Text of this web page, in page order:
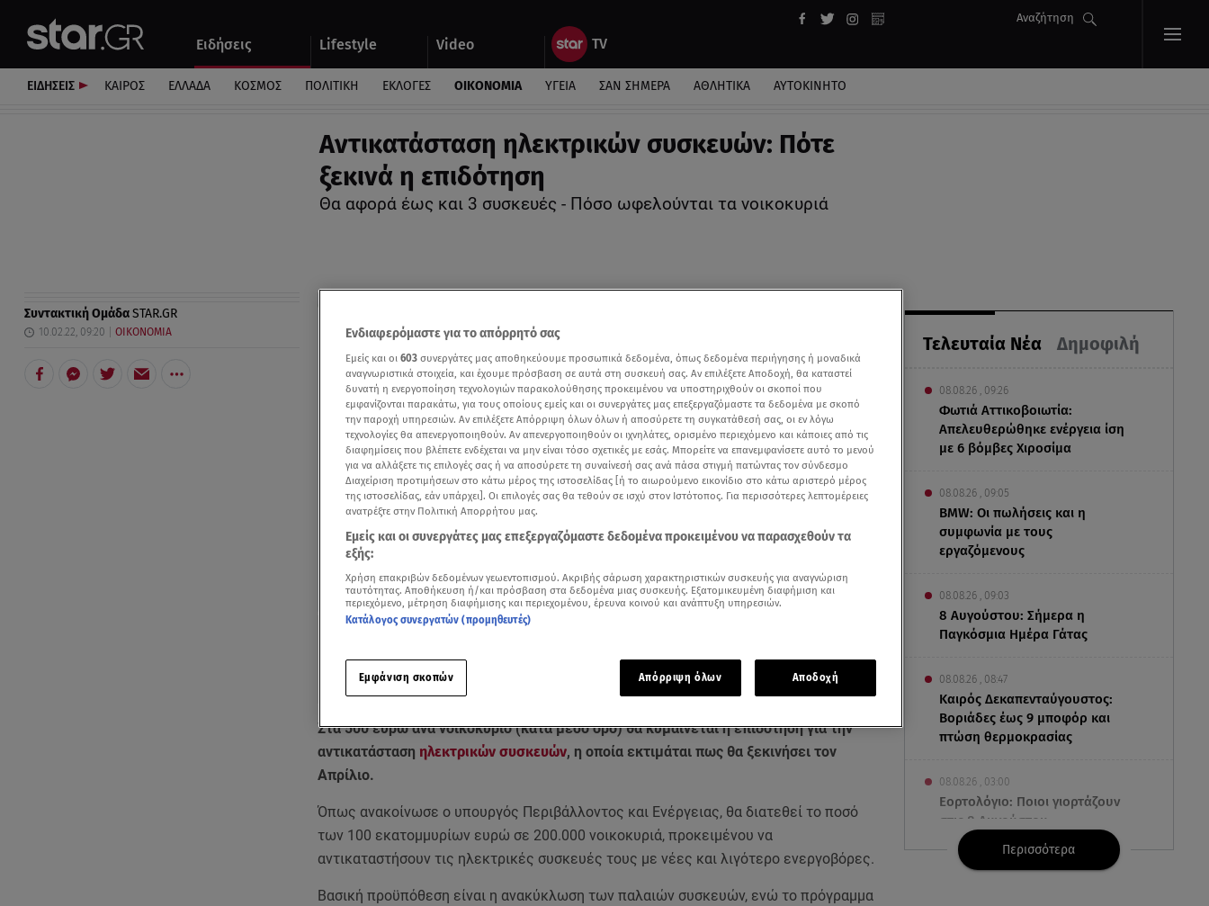
Ειδήσεις Lifestyle Video
Αναζήτηση
Αυτοκίνητο
ΕΙΔΗΣΕΙΣ ΚΑΙΡΟΣ ΕΛΛΑΔΑ ΚΟΣΜΟΣ ΠΟΛΙΤΙΚΗ ΕΚΛΟΓΕΣ ΟΙΚΟΝΟΜΙΑ ΥΓΕΙΑ ΣΑΝ ΣΗΜΕΡΑ ΑΘΛΗΤΙΚΑ ΑΥΤΟΚΙΝΗΤΟ
Αντικατάσταση ηλεκτρικών συσκευών: Πότε
ξεκινά η επιδότηση
Θα αφορά έως και 3 συσκευές - Πόσο ωφελούνται τα νοικοκυριά
Τελευταία Νέα Δημοφιλή
08.08.26 , 09:26
Φωτιά Αττικοβοιωτία:
Απελευθερώθηκε ενέργεια ίση
με 6 βόμβες Χιροσίμα
08.08.26 , 09:05
BMW: Οι πωλήσεις και η
συμφωνία με τους
εργαζόμενους
08.08.26 , 09:03
8 Αυγούστου: Σήμερα η
Παγκόσμια Ημέρα Γάτας
08.08.26 , 08:47
Καιρός Δεκαπενταύγουστος:
Βοριάδες έως 9 μποφόρ και
πτώση θερμοκρασίας
08.08.26 , 03:00
Εορτολόγιο: Ποιοι γιορτάζουν
στις 8 Αυγούστου
07.08.26 , 22:40
Περισσότερα
Συντακτική ΟμάδαSTAR.GR
10.02.22, 09:20 ΟΙΚΟΝΟΜΙΑ
Add star.gr on Google
Στα 500 ευρώ ανά νοικοκυριό (κατά μέσο όρο) θα κυμαίνεται η επιδότηση για την
αντικατάσταση ηλεκτρικών συσκευών, η οποία εκτιμάται πως θα ξεκινήσει τον
Απρίλιο.
Όπως ανακοίνωσε ο υπουργός Περιβάλλοντος και Ενέργειας, θα διατεθεί το ποσό
των 100 εκατομμυρίων ευρώ σε 200.000 νοικοκυριά, προκειμένου να
αντικαταστήσουν τις ηλεκτρικές συσκευές τους με νέες και λιγότερο ενεργοβόρες.
Βασική προϋπόθεση είναι η ανακύκλωση των παλαιών συσκευών, ενώ το πρόγραμμα
Ενδιαφερόμαστε για το απόρρητό σας
Εμείς και οι 603 συνεργάτες μας αποθηκεύουμε προσωπικά δεδομένα, όπως δεδομένα περιήγησης ή μοναδικά
αναγνωριστικά στοιχεία, και έχουμε πρόσβαση σε αυτά στη συσκευή σας. Αν επιλέξετε Αποδοχή, θα καταστεί
δυνατή η ενεργοποίηση τεχνολογιών παρακολούθησης προκειμένου να υποστηριχθούν οι σκοποί που
εμφανίζονται παρακάτω, για τους οποίους εμείς και οι συνεργάτες μας επεξεργαζόμαστε τα δεδομένα με σκοπό
την παροχή υπηρεσιών. Αν επιλέξετε Απόρριψη όλων όλων ή αποσύρετε τη συγκατάθεσή σας, οι εν λόγω
τεχνολογίες θα απενεργοποιηθούν. Αν απενεργοποιηθούν οι ιχνηλάτες, ορισμένο περιεχόμενο και κάποιες από τις
διαφημίσεις που βλέπετε ενδέχεται να μην είναι τόσο σχετικές με εσάς. Μπορείτε να επανεμφανίσετε αυτό το μενού
για να αλλάξετε τις επιλογές σας ή να αποσύρετε τη συναίνεσή σας ανά πάσα στιγμή πατώντας τον σύνδεσμο
Διαχείριση προτιμήσεων στο κάτω μέρος της ιστοσελίδας [ή το αιωρούμενο εικονίδιο στο κάτω αριστερό μέρος
της ιστοσελίδας, εάν υπάρχει]. Οι επιλογές σας θα τεθούν σε ισχύ στον Ιστότοπος. Για περισσότερες λεπτομέρειες
ανατρέξτε στην Πολιτική Απορρήτου μας.
Εμείς και οι συνεργάτες μας επεξεργαζόμαστε δεδομένα προκειμένου να παρασχεθούν τα
εξής:
Χρήση επακριβών δεδομένων γεωεντοπισμού. Ακριβής σάρωση χαρακτηριστικών συσκευής για αναγνώριση
ταυτότητας. Αποθήκευση ή/και πρόσβαση στα δεδομένα μιας συσκευής. Εξατομικευμένη διαφήμιση και
περιεχόμενο, μέτρηση διαφήμισης και περιεχομένου, έρευνα κοινού και ανάπτυξη υπηρεσιών.
Κατάλογος συνεργατών (προμηθευτές)
Εμφάνιση σκοπών Απόρριψη όλων Αποδοχή